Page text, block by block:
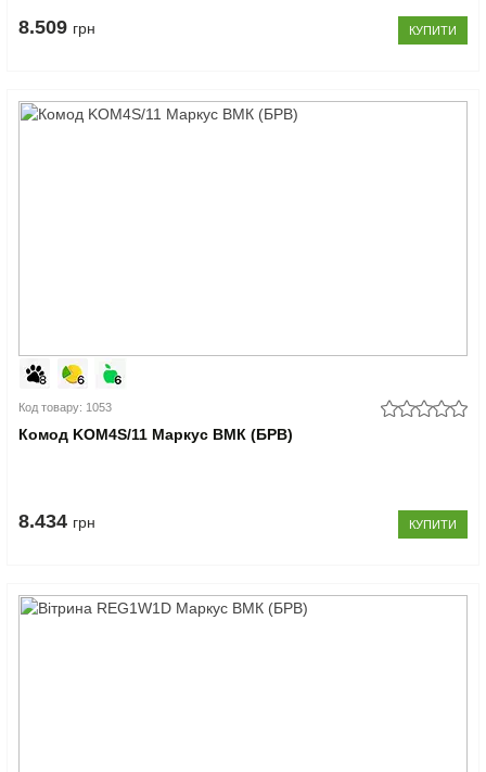
8.509 грн КУПИТИ
Код товару: 1053
Комод KOM4S/11 Маркус ВМК (БРВ)
8.434 грн КУПИТИ